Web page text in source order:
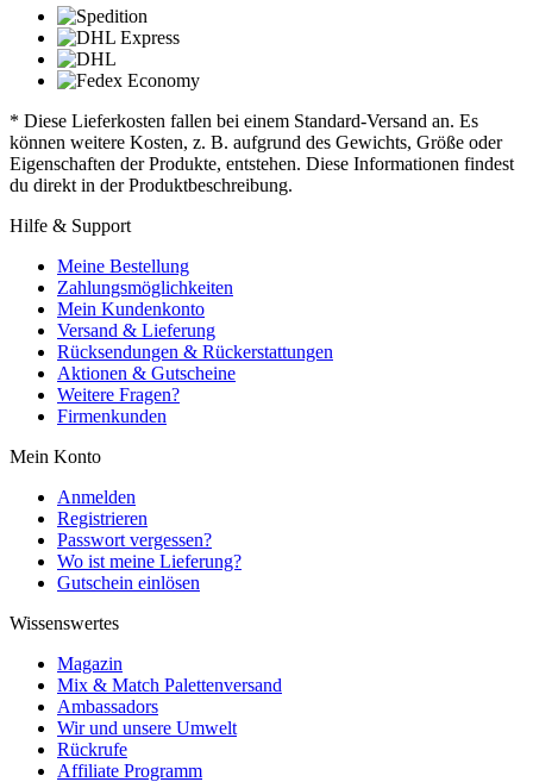
* Diese Lieferkosten fallen bei einem Standard-Versand an. Es
können weitere Kosten, z. B. aufgrund des Gewichts, Größe oder
Eigenschaften der Produkte, entstehen. Diese Informationen findest
du direkt in der Produktbeschreibung.
Hilfe & Support
Meine Bestellung
Zahlungsmöglichkeiten
Mein Kundenkonto
Versand & Lieferung
Rücksendungen & Rückerstattungen
Aktionen & Gutscheine
Weitere Fragen?
Firmenkunden
Mein Konto
Anmelden
Registrieren
Passwort vergessen?
Wo ist meine Lieferung?
Gutschein einlösen
Wissenswertes
Magazin
Mix & Match Palettenversand
Ambassadors
Wir und unsere Umwelt
Rückrufe
Affiliate Programm